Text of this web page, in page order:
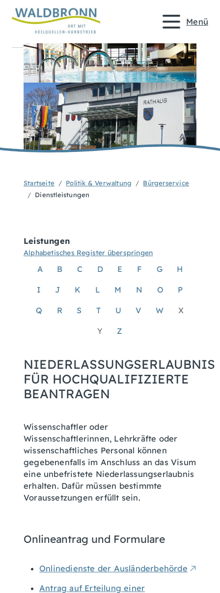
Menü
Startseite Politik & Verwaltung
Bürgerservice
Dienstleistungen
Leistungen
Alphabetisches Register überspringen
A B C D E F G H
I J K L M N O P
Q R S T U V W X
Y Z
NIEDERLASSUNGSERLAUBNIS
FÜR HOCHQUALIFIZIERTE
BEANTRAGEN
Wissenschaftler oder
Wissenschaftlerinnen, Lehrkräfte oder
wissenschaftliches Personal können
gegebenenfalls im Anschluss an das Visum
eine unbefristete Niederlassungserlaubnis
erhalten. Dafür müssen bestimmte
Voraussetzungen erfüllt sein.
Onlineantrag und Formulare
Onlinedienste der Ausländerbehörde
Antrag auf Erteilung einer